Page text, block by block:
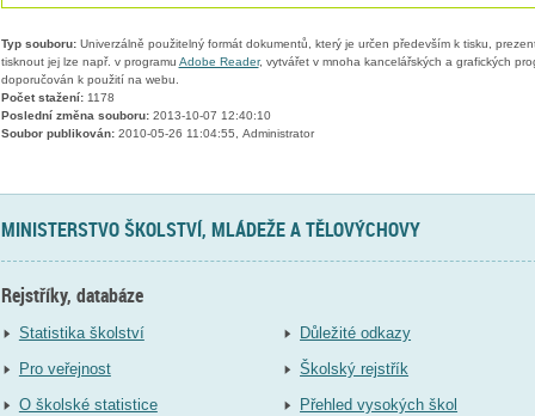
Typ souboru:Univerzálně použitelný formát dokumentů, který je určen především k tisku,
tisknout jej lze např. v programu Adobe Reader, vytvářet v mnoha kancelářských a grafických
doporučován k použití na webu.
Počet stažení:1178
Poslední změna souboru:2013-10-07 12:40:10
Soubor publikován:2010-05-26 11:04:55, Administrator
MINISTERSTVO ŠKOLSTVÍ, MLÁDEŽE A TĚLOVÝCHOVY
Rejstříky, databáze
Statistika školství
Pro veřejnost
O školské statistice
Důležité odkazy
Školský rejstřík
Přehled vysokých škol